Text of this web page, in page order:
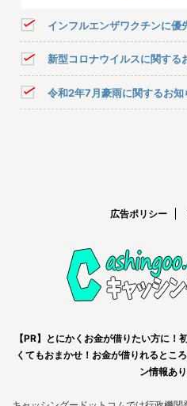
インフルエンザワクチンに優
新型コロナウイルスに関する
令和2年7月豪雨に関するお知
広告ポリシー
【PR】とにかくお金が借りたい方に
くてもおまかせ！お金が借りれるとこ
ン情報あり